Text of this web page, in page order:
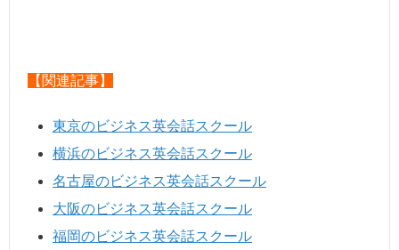
【関連記事】
東京のビジネス英会話スクール
横浜のビジネス英会話スクール
名古屋のビジネス英会話スクール
大阪のビジネス英会話スクール
福岡のビジネス英会話スクール